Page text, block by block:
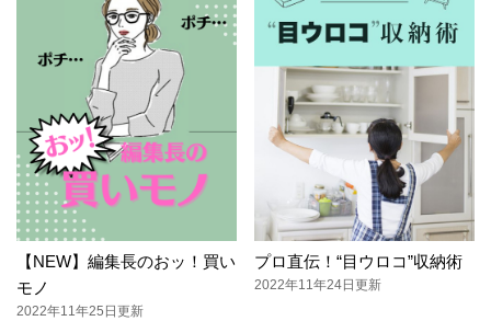
【NEW】編集長のおッ！買い
モノ
2022年11年25日更新
プロ直伝！“目ウロコ”収納術
2022年11年24日更新